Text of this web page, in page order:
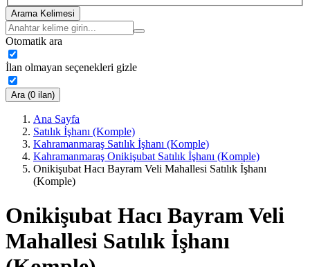
Arama Kelimesi
Otomatik ara
İlan olmayan seçenekleri gizle
Ara (0 ilan)
Ana Sayfa
Satılık İşhanı (Komple)
Kahramanmaraş Satılık İşhanı (Komple)
Kahramanmaraş Onikişubat Satılık İşhanı (Komple)
Onikişubat Hacı Bayram Veli Mahallesi Satılık İşhanı
(Komple)
Onikişubat Hacı Bayram Veli
Mahallesi Satılık İşhanı